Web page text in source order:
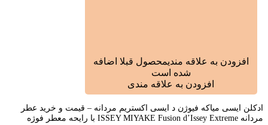
افزودن به علاقه مندیمحصول قبلا اضافه
شده است
افزودن به علاقه مندی
ادکلن ایسی میاکه فیوژن د ایسی اکستریم مردانه – قیمت و خرید عطر
مردانه ISSEY MIYAKE Fusion d’Issey Extreme با رایحه معطر فوژه